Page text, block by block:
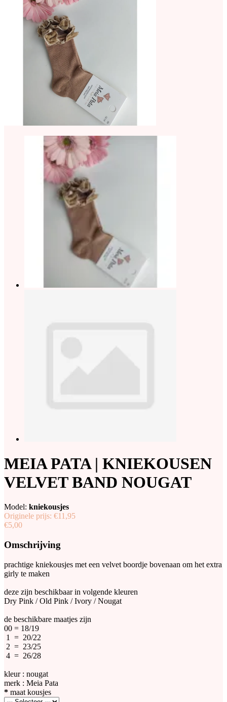
MEIA PATA | KNIEKOUSEN
VELVET BAND NOUGAT
Model: kniekousjes
Originele prijs: €11,95
€5,00
Omschrijving
prachtige kniekousjes met een velvet boordje bovenaan om het extra
girly te maken
deze zijn beschikbaar in volgende kleuren
Dry Pink / Old Pink / Ivory / Nougat
de beschikbare maatjes zijn
00 = 18/19
1 = 20/22
2 = 23/25
4 = 26/28
kleur : nougat
merk : Meia Pata
* maat kousjes